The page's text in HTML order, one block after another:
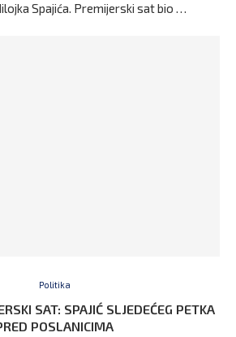
Spajića. Premijerski sat bio …
Politika
SAT: SPAJIĆ SLJEDEĆEG PETKA
POSLANICIMA